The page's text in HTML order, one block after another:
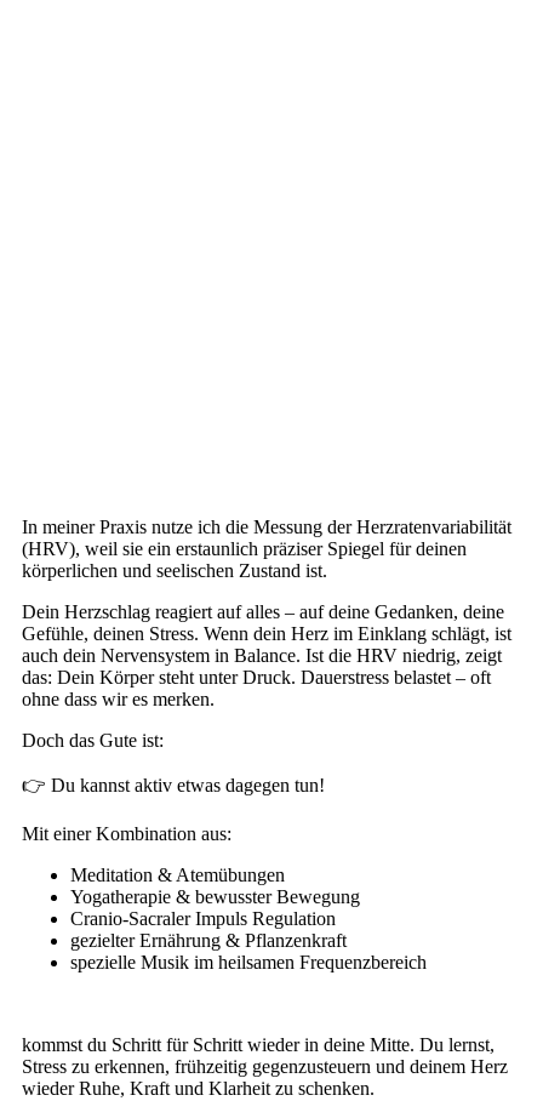
In meiner Praxis nutze ich die Messung der Herzratenvariabilität
(HRV), weil sie ein erstaunlich präziser Spiegel für deinen
körperlichen und seelischen Zustand ist.
Dein Herzschlag reagiert auf alles – auf deine Gedanken, deine
Gefühle, deinen Stress. Wenn dein Herz im Einklang schlägt, ist
auch dein Nervensystem in Balance. Ist die HRV niedrig, zeigt
das: Dein Körper steht unter Druck. Dauerstress belastet – oft
ohne dass wir es merken.
Doch das Gute ist:
👉 Du kannst aktiv etwas dagegen tun!
Mit einer Kombination aus:
Meditation & Atemübungen
Yogatherapie & bewusster Bewegung
Cranio-Sacraler Impuls Regulation
gezielter Ernährung & Pflanzenkraft
spezielle Musik im heilsamen Frequenzbereich
kommst du Schritt für Schritt wieder in deine Mitte. Du lernst,
Stress zu erkennen, frühzeitig gegenzusteuern und deinem Herz
wieder Ruhe, Kraft und Klarheit zu schenken.